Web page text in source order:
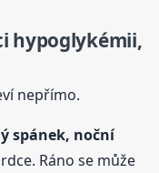
hypoglykémii,
nepřímo.
spánek, noční
Ráno se může